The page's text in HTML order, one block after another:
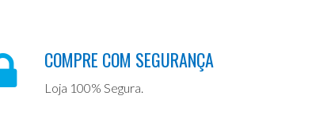
COMPRE COM SEGURANÇA
Loja 100% Segura.